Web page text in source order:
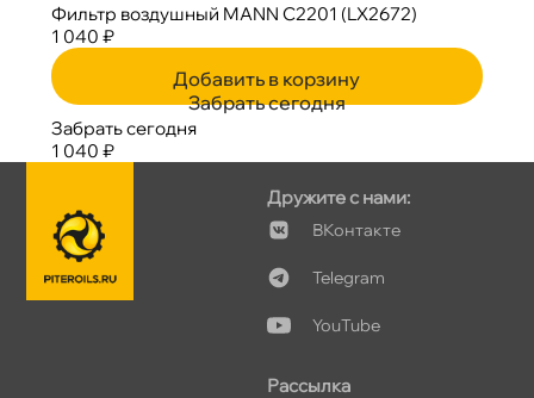
Фильтр воздушный MANN C2201 (LX2672)
1 040 ₽
Добавить в корзину
Забрать сегодня
Забрать сегодня
1 040 ₽
Дружите с нами:
Контакте
Telegram
YouTube
Рассылка